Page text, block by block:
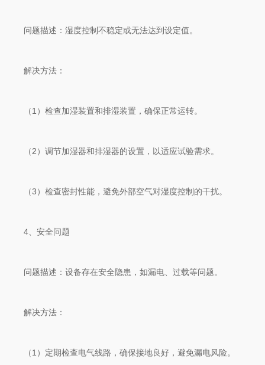
问题描述：湿度控制不稳定或无法达到设定值。
解决方法：
（1）检查加湿装置和排湿装置，确保正常运转。
（2）调节加湿器和排湿器的设置，以适应试验需求。
（3）检查密封性能，避免外部空气对湿度控制的干扰。
4、安全问题
问题描述：设备存在安全隐患，如漏电、过载等问题。
解决方法：
（1）定期检查电气线路，确保接地良好，避免漏电风险。